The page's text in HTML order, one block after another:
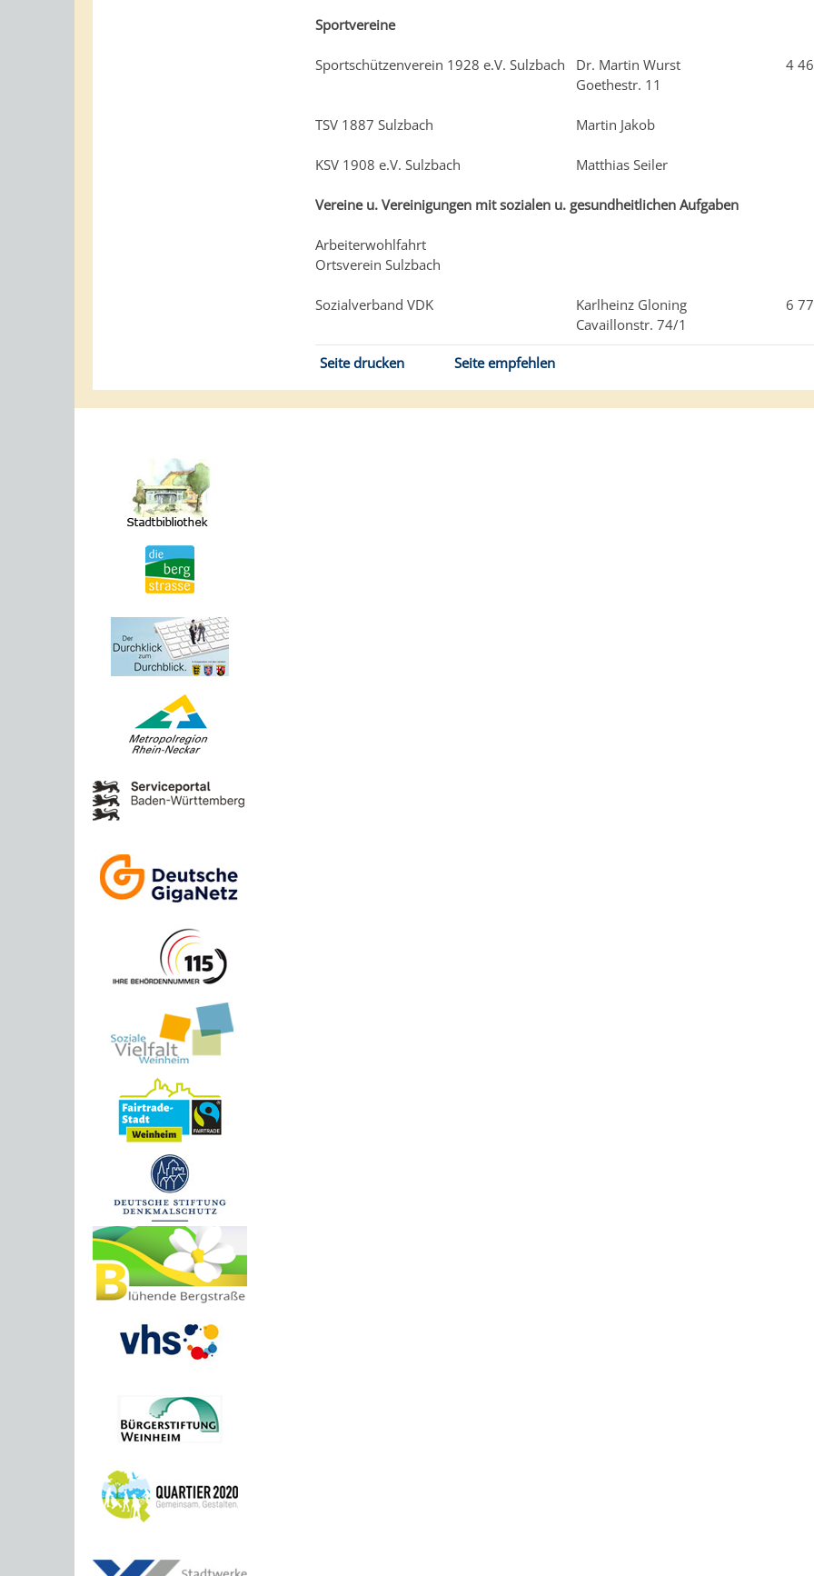
Sportvereine
Sportschützenverein 1928 e.V. Sulzbach
Dr. Martin Wurst
Goethestr. 11
4
TSV 1887 Sulzbach Martin Jakob
KSV 1908 e.V. Sulzbach Matthias Seiler
Vereine u. Vereinigungen mit sozialen u. gesundheitlichen Aufgaben
Arbeiterwohlfahrt
Ortsverein Sulzbach
Sozialverband VDK
Karlheinz Gloning
Cavaillonstr. 74/1
6
Seite drucken Seite empfehlen